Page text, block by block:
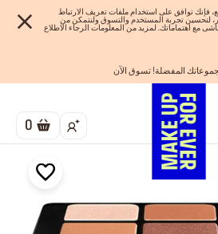
فإنك توافق على استخدام ملفات تعريف الارتباط
لتحسين تجربة المستخدم والتسوق ولنتمكن من
اهتماماتك. لمزيد من المعلومات الرجاء الاطلاع
مجاني لجميع الطلبات
الآن و ادفع لاحقاً مع تابي
المفضلة! تسوق الآن
على خطوط مختارة
0